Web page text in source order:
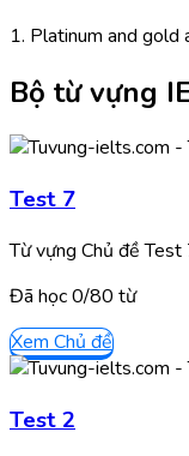
1. Platinum and gold
Bộ từ vựng
Test 7
Từ vựng Chủ đề
Đã học0/80 từ
Xem Chủ đề
Test 2